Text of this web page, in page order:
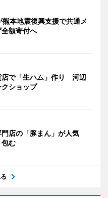
本地震復興支援で共通メ
額寄付へ
店で「生ハム」作り 河辺
ショップ
店の「豚まん」が人気
む